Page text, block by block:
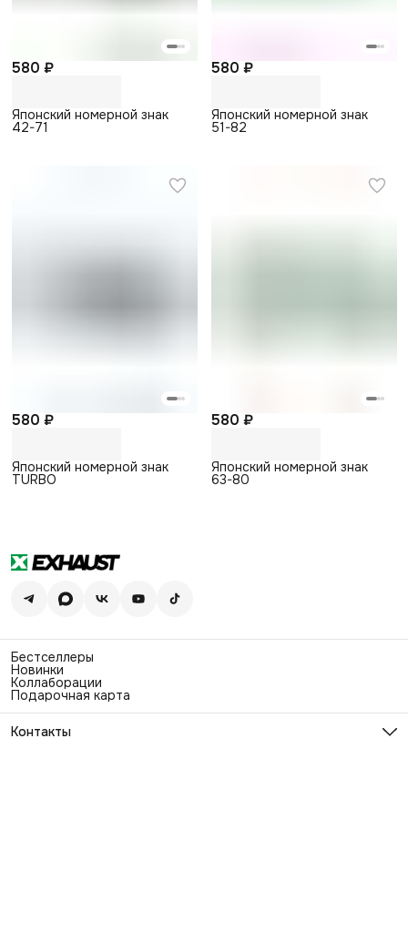
580 ₽
Японский номерной знак
42-71
580 ₽
Японский номерной знак
51-82
580 ₽
Японский номерной знак
TURBO
580 ₽
Японский номерной знак
63-80
Бестселлеры
Новинки
Коллаборации
Подарочная карта
Контакты